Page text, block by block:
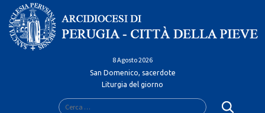
Skip
content
8 Agosto 2026
San Domenico, sacerdote
Liturgia del giorno
Ricerca
per: